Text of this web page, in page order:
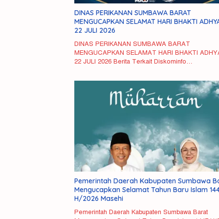
DINAS PERIKANAN SUMBAWA BARAT
MENGUCAPKAN SELAMAT HARI BHAKTI
22 JULI 2026
DINAS PERIKANAN SUMBAWA BARAT
MENGUCAPKAN SELAMAT HARI BHAKTI
22 JULI 2026 Berita Terkait Diskominfo…
Pemerintah Daerah Kabupaten Sumbawa
Mengucapkan Selamat Tahun Baru Islam
H/2026 Masehi
Pemerintah Daerah Kabupaten Sumbawa Barat
Polisi
Kurir
di
Barat